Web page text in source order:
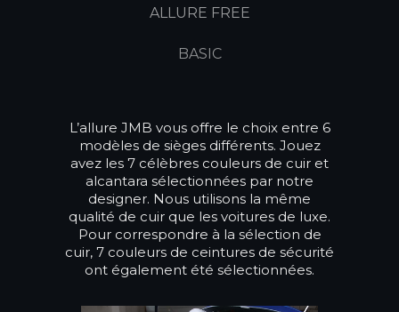
ALLURE FREE
BASIC
L’allure JMB vous offre le choix entre 6
modèles de sièges différents. Jouez
avez les 7 célèbres couleurs de cuir et
alcantara sélectionnées par notre
designer. Nous utilisons la même
qualité de cuir que les voitures de luxe.
Pour correspondre à la sélection de
cuir, 7 couleurs de ceintures de sécurité
ont également été sélectionnées.